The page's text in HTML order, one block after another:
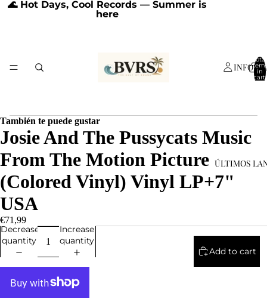
🌊 Hot Days, Cool Records — Summer is
here
ÚLTIMOS
Total
in
cart:
0
También te puede gustar
Josie And The Pussycats Music
From The Motion Picture
(Colored Vinyl) Vinyl LP+7"
USA
€71,99
Decrease
quantity
Increase
quantity
Add to cart